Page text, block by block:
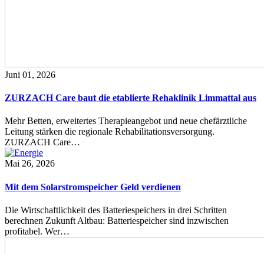
Juni 01, 2026
ZURZACH Care baut die etablierte Rehaklinik Limmattal aus
Mehr Betten, erweitertes Therapieangebot und neue chefärztliche
Leitung stärken die regionale Rehabilitationsversorgung.
ZURZACH Care…
Mai 26, 2026
Mit dem Solarstromspeicher Geld verdienen
Die Wirtschaftlichkeit des Batteriespeichers in drei Schritten
berechnen Zukunft Altbau: Batteriespeicher sind inzwischen
profitabel. Wer…